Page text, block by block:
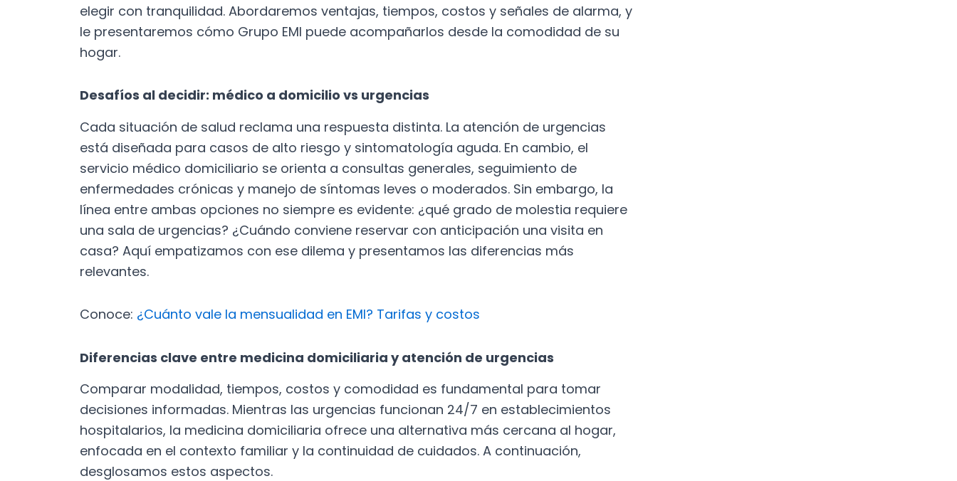
elegir con tranquilidad. Abordaremos ventajas, tiempos, costos y señales de alarma, y
le presentaremos cómo Grupo EMI puede acompañarlos desde la comodidad de su
hogar.
Desafíos al decidir: médico a domicilio vs urgencias
Cada situación de salud reclama una respuesta distinta. La atención de urgencias
está diseñada para casos de alto riesgo y sintomatología aguda. En cambio, el
servicio médico domiciliario se orienta a consultas generales, seguimiento de
enfermedades crónicas y manejo de síntomas leves o moderados. Sin embargo, la
línea entre ambas opciones no siempre es evidente: ¿qué grado de molestia requiere
una sala de urgencias? ¿Cuándo conviene reservar con anticipación una visita en
casa? Aquí empatizamos con ese dilema y presentamos las diferencias más
relevantes.
Conoce: ¿Cuánto vale la mensualidad en EMI? Tarifas y costos
Diferencias clave entre medicina domiciliaria y atención de urgencias
Comparar modalidad, tiempos, costos y comodidad es fundamental para tomar
decisiones informadas. Mientras las urgencias funcionan 24/7 en establecimientos
hospitalarios, la medicina domiciliaria ofrece una alternativa más cercana al hogar,
enfocada en el contexto familiar y la continuidad de cuidados. A continuación,
desglosamos estos aspectos.